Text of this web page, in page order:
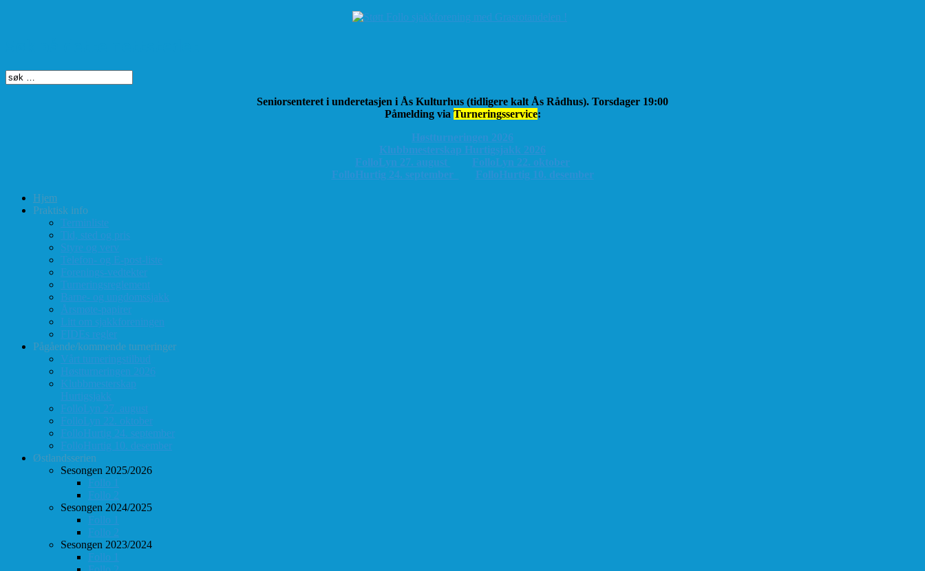
Seniorsenteret i underetasjen i Ås Kulturhus (tidligere kalt Ås Rådhus). Torsdager 19:00
Påmelding via Turneringsservice:
Høstturneringen 2026
Klubbmesterskap Hurtigsjakk 2026
FolloLyn 27. august
FolloLyn 22. oktober
FolloHurtig 24. september
FolloHurtig 10. desember
Hjem
Praktisk info
Terminliste
Tid, sted og pris
Styre og verv
Telefon- og E-post-liste
Forenings-vedtekter
Turneringsreglement
Barne- og ungdomssjakk
Årsmøte-papirer
Litt om sjakkforeningen
FIDEs regler
Pågående/kommende turneringer
Vårt turneringstilbud
Høstturneringen 2026
Klubbmesterskap
Hurtigsjakk
FolloLyn 27. august
FolloLyn 22. oktober
FolloHurtig 24. september
FolloHurtig 10. desember
Østlandsserien
Sesongen 2025/2026
Follo 1
Follo 2
Sesongen 2024/2025
Follo 1
Follo 2
Sesongen 2023/2024
Follo 1